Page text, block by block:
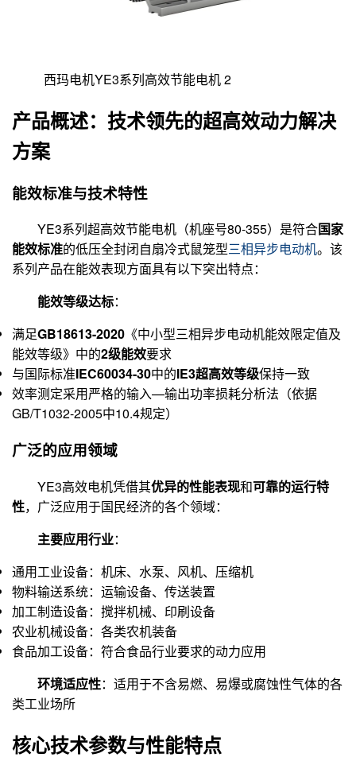
西玛电机YE3系列高效节能电机 2
产品概述：技术领先的超高效动力解决
方案
能效标准与技术特性
YE3系列超高效节能电机（机座号80-355）是符合国家
能效标准的低压全封闭自扇冷式鼠笼型三相异步电动机。该
系列产品在能效表现方面具有以下突出特点：
能效等级达标：
满足GB18613-2020 《中小型三相异步电动机能效限定值及
能效等级》中的2级能效要求
与国际标准IEC60034-30中的IE3超高效等级保持一致
效率测定采用严格的输入—输出功率损耗分析法（依据
GB/T1032-2005中10.4规定）
广泛的应用领域
YE3高效电机凭借其优异的性能表现和可靠的运行特
性，广泛应用于国民经济的各个领域：
主要应用行业：
通用工业设备：机床、水泵、风机、压缩机
物料输送系统：运输设备、传送装置
加工制造设备：搅拌机械、印刷设备
农业机械设备：各类农机装备
食品加工设备：符合食品行业要求的动力应用
环境适应性：适用于不含易燃、易爆或腐蚀性气体的各
类工业场所
核心技术参数与性能特点